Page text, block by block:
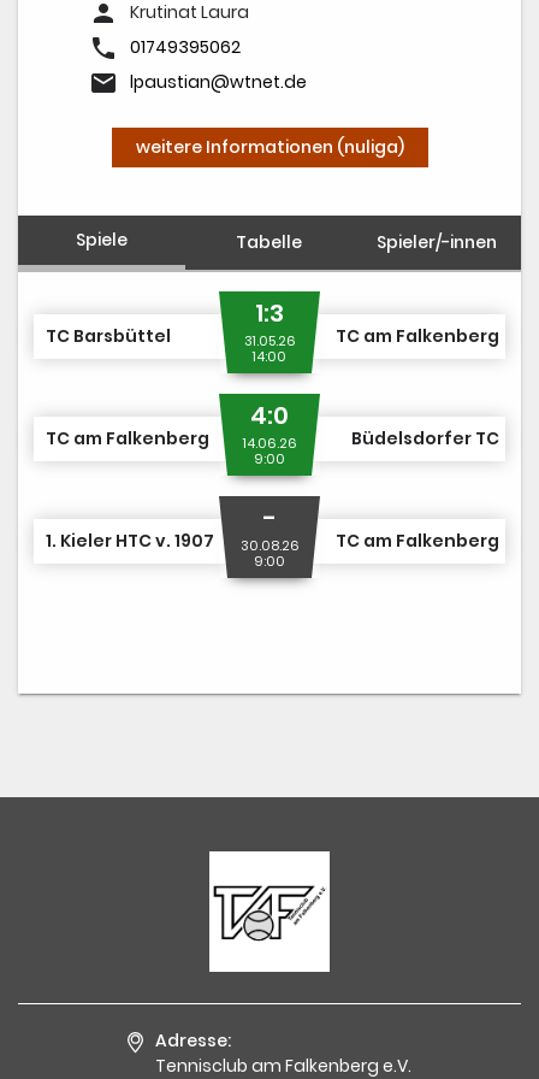
person Krutinat Laura
phone 01749395062
email lpaustian@wtnet.de
weitere Informationen (nuliga)
Spiele Tabelle Spieler/-innen
TC Barsbüttel
1:3
31.05.26
14:00
TC am Falkenberg
TC am Falkenberg
4:0
14.06.26
9:00
Büdelsdorfer TC
1. Kieler HTC v. 1907
-
30.08.26
9:00
TC am Falkenberg
Adresse:
Tennisclub am Falkenberg e.V.